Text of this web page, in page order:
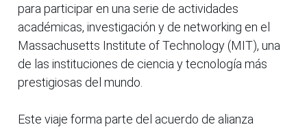
para participar en una serie de actividades
académicas, investigación y de networking en el
Massachusetts Institute of Technology (MIT), una
de las instituciones de ciencia y tecnología más
prestigiosas del mundo.
Este viaje forma parte del acuerdo de alianza